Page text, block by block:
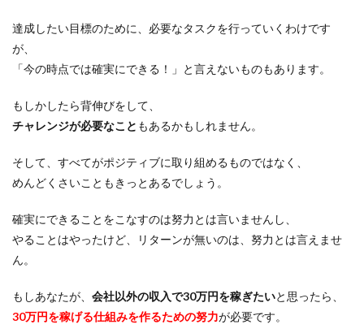
達成したい目標のために、必要なタスクを行っていくわけです
が、
「今の時点では確実にできる！」と言えないものもあります。
もしかしたら背伸びをして、
チャレンジが必要なこと もあるかもしれません。
そして、すべてがポジティブに取り組めるものではなく、
めんどくさいこともきっとあるでしょう。
確実にできることをこなすのは努力とは言いませんし、
やることはやったけど、
リターンが無いのは、努力とは言えませ
ん。
もしあなたが、 会社以外の収入で30万円を稼ぎたいと思ったら、
30万円を稼げる仕組みを作るための努力が必要です。